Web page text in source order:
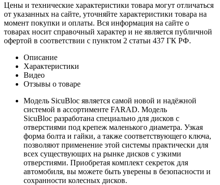
Цены и технические характеристики товара могут отличаться
от указанных на сайте, уточняйте характеристики товара на
момент покупки и оплаты. Вся информация на сайте о
товарах носит справочный характер и не является публичной
офертой в соответствии с пунктом 2 статьи 437 ГК РФ.
Описание
Характеристики
Видео
Отзывы о товаре
Модель SicuBloc является самой новой и надёжной
системой в ассортименте FARAD. Модель
SicuBloc разработана специально для дисков с
отверстиями под крепеж маленького диаметра. Узкая
форма болта и гайки, а также соответствующего ключа,
позволяют применение этой системы практически для
всех существующих на рынке дисков с узкими
отверстиями. Приобретая комплект секреток для
автомобиля, вы можете быть уверены в безопасности и
сохранности колесных дисков.